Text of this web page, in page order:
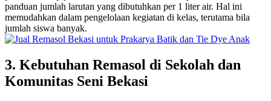
panduan jumlah larutan yang dibutuhkan per 1 liter air. Hal ini
memudahkan dalam pengelolaan kegiatan di kelas, terutama bila
jumlah siswa banyak.
3. Kebutuhan Remasol di Sekolah dan
Komunitas Seni Bekasi